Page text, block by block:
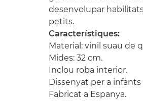
desenvolupar
petits.
Característiques:
Material: vinil suau de
Mides: 32 cm.
Inclou roba interior.
Dissenyat per a infants
Fabricat a Espanya.